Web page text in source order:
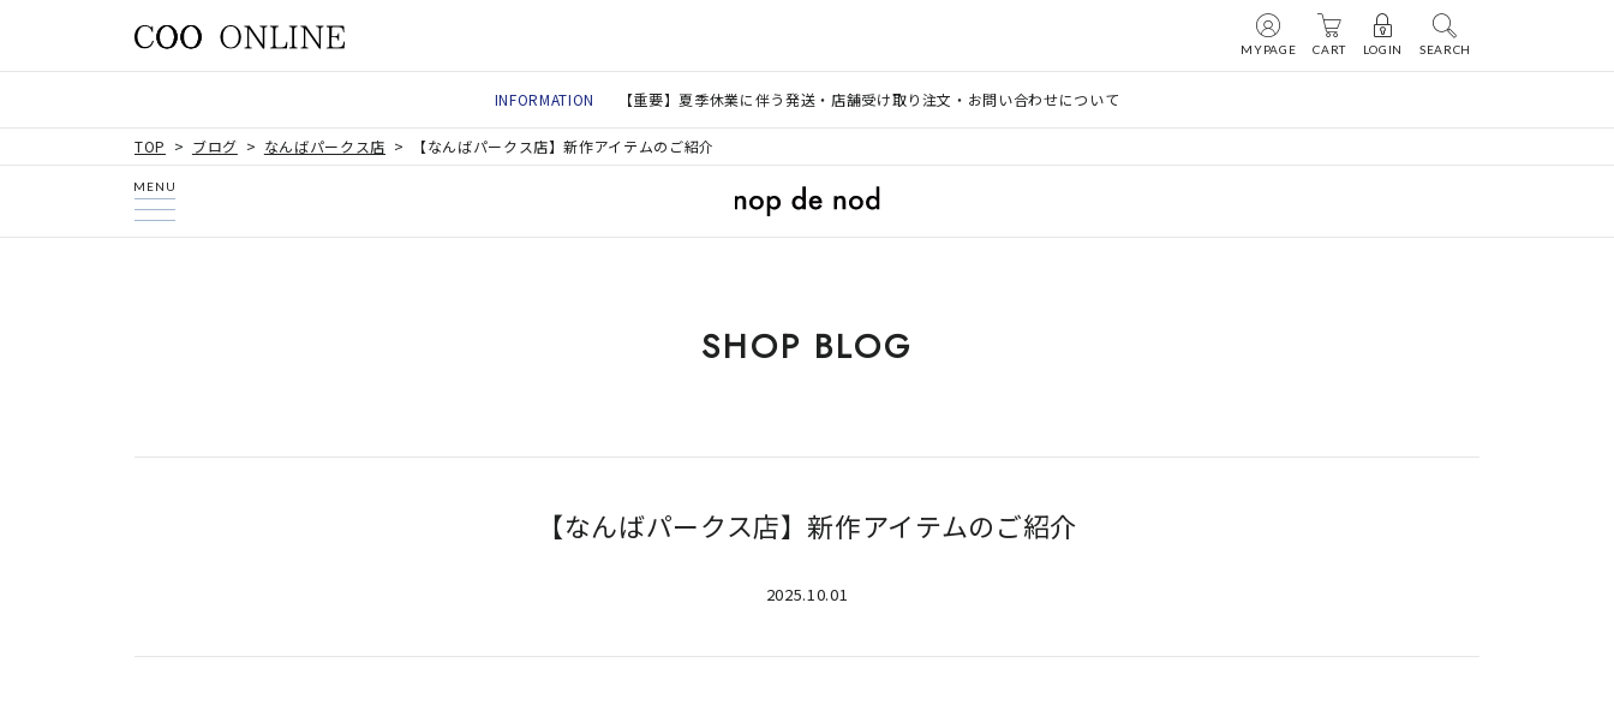
MYPAGE CART LOGIN SEARCH
INFORMATION 【重要】夏季休業に伴う発送・店舗受け取り注文・お問い合わせについて
TOP ブログ なんばパークス店 【なんばパークス店】新作アイテムのご紹介
MENU
SHOP BLOG
【なんばパークス店】新作アイテムのご紹介
2025.10.01